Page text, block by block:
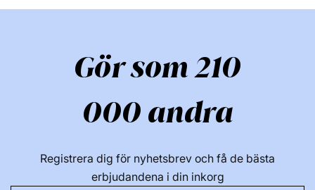
Gör som 210
000 andra
Registrera dig för nyhetsbrev och få de bästa
erbjudandena i din inkorg